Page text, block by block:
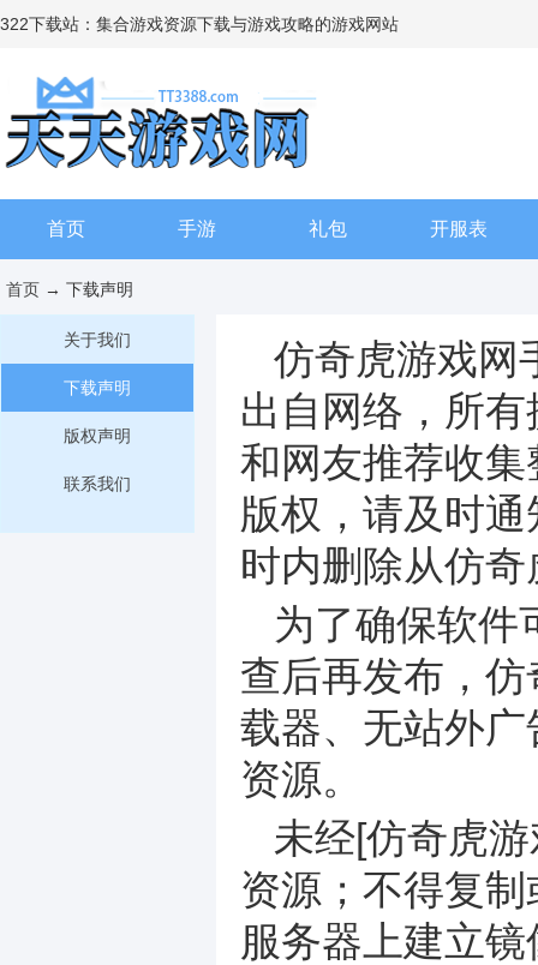
322下载站：集合游戏资源下载与游戏攻略的游戏网站
首页 手游 礼包 开服表
首页 → 下载声明
关于我们
下载声明
版权声明
联系我们
仿奇虎游戏网
出自网络，所
和网友推荐收
版权，请及时
时内删除从仿
为了确保软件
查后再发布，
载器、无站外
资源。
未经[仿奇虎
资源；不得复
服务器上建立